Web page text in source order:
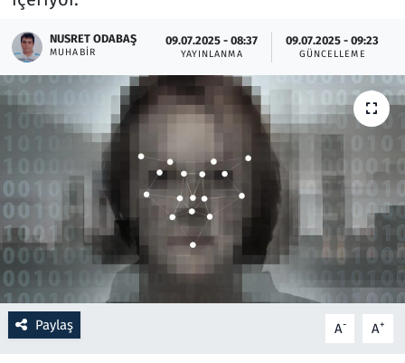
NUSRET ODABAŞ
MUHABIR
09.07.2025 - 08:37
YAYINLANMA
09.07.2025 - 09:23
GÜNCELLEME
Paylaş A- A+
Oyun
Resmi İlanlar
Rüya Tabirleri
Sağlık
Savunma Sanayi
Seçim 2023